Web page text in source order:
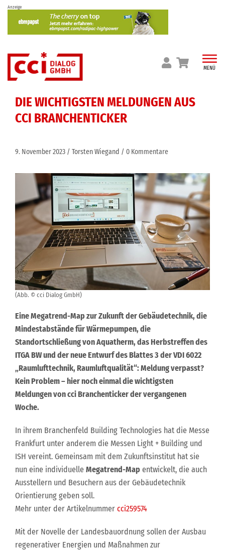
Skip
content
Anzeige
MENÜ
DIE WICHTIGSTEN MELDUNGEN AUS
CCI BRANCHENTICKER
9. November 2023 Torsten Wiegand 0 Kommentare
(Abb. © cci Dialog GmbH)
Eine Megatrend-Map zur Zukunft der Gebäudetechnik, die
Mindestabstände für Wärmepumpen, die
Standortschließung von Aquatherm, das Herbstreffen des
ITGA BW und der neue Entwurf des Blattes 3 der VDI 6022
„Raumlufttechnik, Raumluftqualität“: Meldung verpasst?
Kein Problem – hier noch einmal die wichtigsten
Meldungen von cci Branchenticker der vergangenen
Woche.
In ihrem Branchenfeld Building Technologies hat die Messe
Frankfurt unter anderem die Messen Light + Building und
ISH vereint. Gemeinsam mit dem Zukunftsinstitut hat sie
nun eine individuelle Megatrend-Map entwickelt, die auch
Ausstellern und Besuchern aus der Gebäudetechnik
Orientierung geben soll.
Mehr unter der Artikelnummer cci259574
Mit der Novelle der Landesbauordnung sollen der Ausbau
regenerativer Energien und Maßnahmen zur